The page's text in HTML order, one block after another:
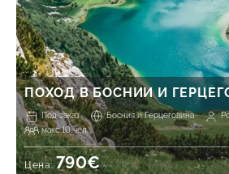
ПОХОД В БОСНИИ И
Под заказ Босния и Герцеговина
макс 10 чел.
Цена:790€